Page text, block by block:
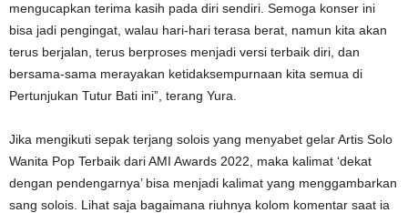
mengucapkan terima kasih pada diri sendiri. Semoga konser ini
bisa jadi pengingat, walau hari-hari terasa berat, namun kita akan
terus berjalan, terus berproses menjadi versi terbaik diri, dan
bersama-sama merayakan ketidaksempurnaan kita semua di
Pertunjukan Tutur Bati ini”, terang Yura.
Jika mengikuti sepak terjang solois yang menyabet gelar Artis Solo
Wanita Pop Terbaik dari AMI Awards 2022, maka kalimat ‘dekat
dengan pendengarnya’ bisa menjadi kalimat yang menggambarkan
sang solois. Lihat saja bagaimana riuhnya kolom komentar saat ia